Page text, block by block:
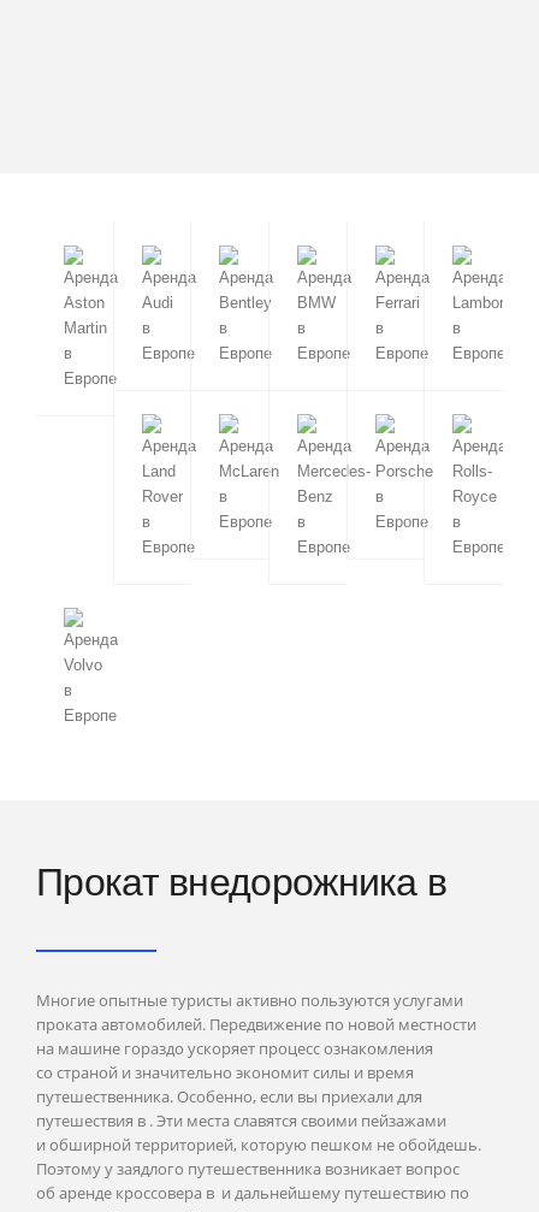
Амстердам
Брюгге
Брюссель
Лондон
Будапешт
Дубровник
Прокат внедорожника в
Многие опытные туристы активно пользуются услугами
проката автомобилей. Передвижение по новой местности
на машине гораздо ускоряет процесс ознакомления
со страной и значительно экономит силы и время
путешественника. Особенно, если вы приехали для
путешествия в . Эти места славятся своими пейзажами
и обширной территорией, которую пешком не обойдешь.
Поэтому у заядлого путешественника возникает вопрос
об аренде кроссовера в и дальнейшему путешествию по